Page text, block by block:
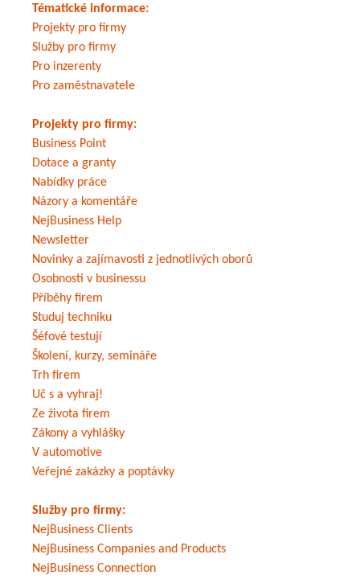
Tématické informace:
Projekty pro firmy
Služby pro firmy
Pro inzerenty
Pro zaměstnavatele
Projekty pro firmy:
Business Point
Dotace a granty
Nabídky práce
Názory a komentáře
NejBusiness Help
Newsletter
Novinky a zajímavosti z jednotlivých oborů
Osobnosti v businessu
Příběhy firem
Studuj techniku
Šéfové testují
Školení, kurzy, semináře
Trh firem
Uč s a vyhraj!
Ze života firem
Zákony a vyhlášky
V automotive
Veřejné zakázky a poptávky
Služby pro firmy:
NejBusiness Clients
NejBusiness Companies and Products
NejBusiness Connection